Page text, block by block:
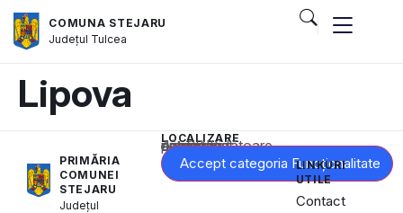
COMUNA STEJARU
Județul Tulcea
Lipova
PRIMĂRIA
COMUNEI
STEJARU
Județul
LOCALIZARE
Acest conținut este blocat până când acceptați categoria corespunzătoare de cookie-uri.
Accept categoria Funcționalitate
LINKURI
UTILE
Contact